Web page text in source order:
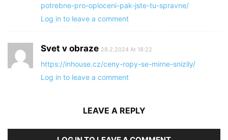
potrebne-pro-oploceni-pak-jste-tu-spravne/
Log in to leave a comment
Svet v obraze 28.2.2024 At 18:22
https://inhouse.cz/ceny-ropy-se-mirne-snizily/
Log in to leave a comment
LEAVE A REPLY